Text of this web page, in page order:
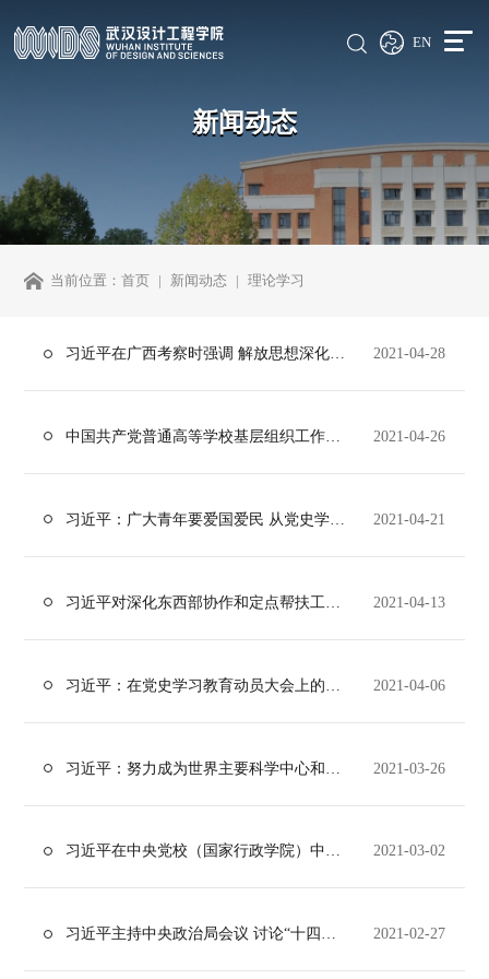
EN
新闻动态
当前位置：首页 新闻动态 理论学习
习近平在广西考察时强调 解放思想深化改革凝心聚力担当实干 建设新时代中国特色社会主义壮美广西 2021-04-28
中国共产党普通高等学校基层组织工作条例 2021-04-26
习近平：广大青年要爱国爱民 从党史学习教育中汲取力量 2021-04-21
2021-04-13
2021-04-06
2021-03-26
习近平在中央党校（国家行政学院）中青年干部培训班开班式上发表重要讲话 2021-03-02
习近平主持中央政治局会议 讨论“十四五”规划草案等 2021-02-27